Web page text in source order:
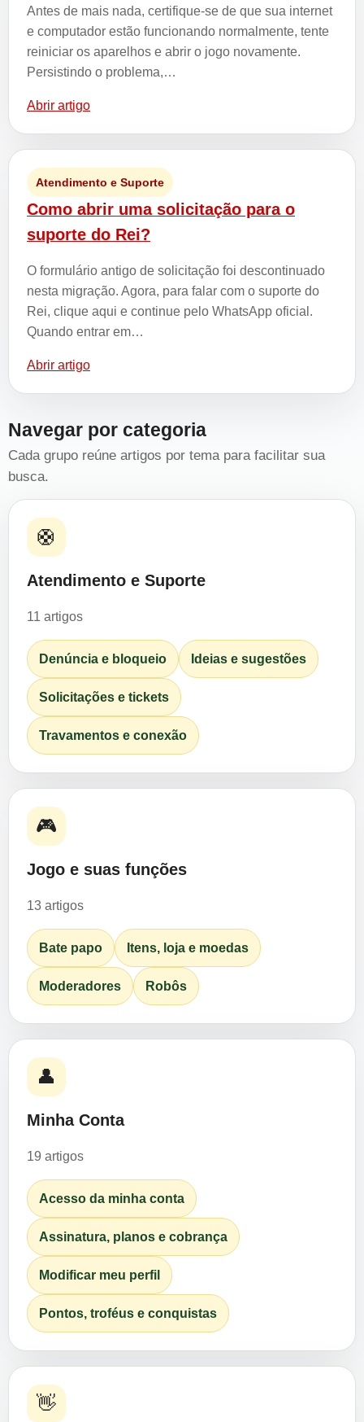
Antes de mais nada, certifique-se de que sua internet
e computador estão funcionando normalmente, tente
reiniciar os aparelhos e abrir o jogo novamente.
Persistindo o problema,…
Abrir artigo
Atendimento e Suporte
Como abrir uma solicitação para o
suporte do Rei?
O formulário antigo de solicitação foi descontinuado
nesta migração. Agora, para falar com o suporte do
Rei, clique aqui e continue pelo WhatsApp oficial.
Quando entrar em…
Abrir artigo
Navegar por categoria
Cada grupo reúne artigos por tema para facilitar sua
busca.
🛟
Atendimento e Suporte
11 artigos
Denúncia e bloqueio Ideias e sugestões
Solicitações e tickets
Travamentos e conexão
🎮
Jogo e suas funções
13 artigos
Bate papo Itens, loja e moedas
Moderadores Robôs
👤
Minha Conta
19 artigos
Acesso da minha conta
Assinatura, planos e cobrança
Modificar meu perfil
Pontos, troféus e conquistas
👋